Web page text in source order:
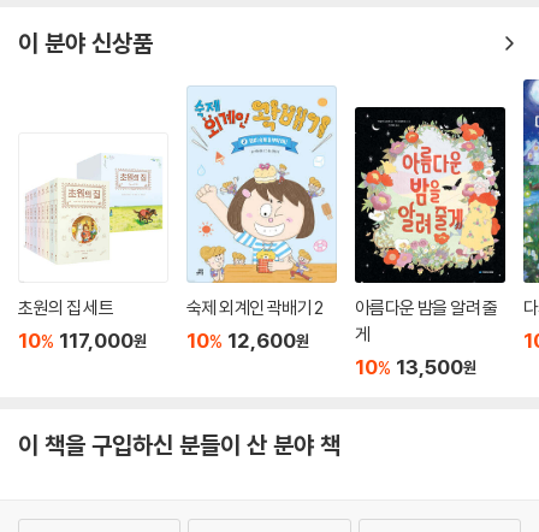
이 분야 신상품
초원의 집 세트
10% 117,000원
숙제 외계인 곽배기 2
10% 12,600원
아름다운 밤을 알려 줄
게
10% 13,500원
이 책을 구입하신 분들이 산 분야 책